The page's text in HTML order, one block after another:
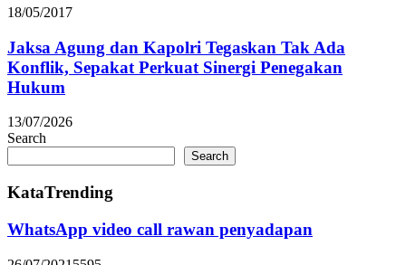
18/05/2017
Jaksa Agung dan Kapolri Tegaskan Tak Ada
Konflik, Sepakat Perkuat Sinergi Penegakan
Hukum
13/07/2026
Search
Search
KataTrending
WhatsApp video call rawan penyadapan